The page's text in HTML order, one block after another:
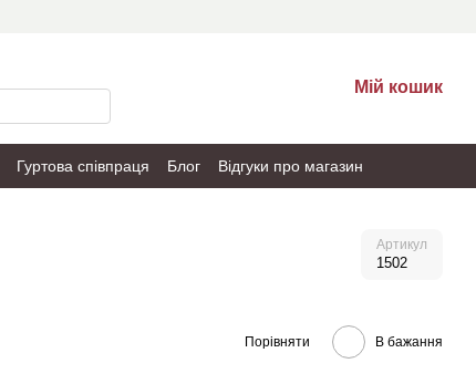
Мій кошик
Гуртова співпраця Блог
Відгуки про магазин
Артикул
1502
Порівняти В бажання